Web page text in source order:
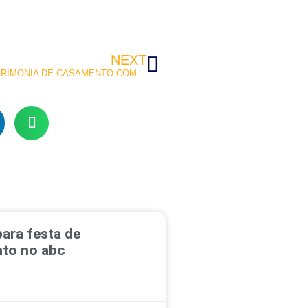
NEXT
CERIMONIA DE CASAMENTO COM BANDA AO VIVO NO ABC
festa de
no abc